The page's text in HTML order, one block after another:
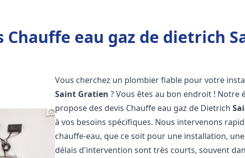
Chauffe eau gaz de dietrich
Vous cherchez un plombier fiable pour votre
Saint Gratien ? Vous êtes au bon endroit !
propose des devis Chauffe eau gaz de Dietrich
à vos besoins spécifiques. Nous intervenons
chauffe-eau, que ce soit pour une installation,
délais d'intervention sont très courts, souvent